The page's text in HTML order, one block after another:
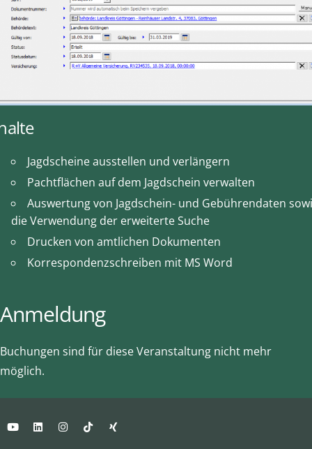
Jagdscheine ausstellen und verlängern
Pachtflächen auf dem Jagdschein verwalten
Auswertung von Jagdschein- und Gebührendaten
die Verwendung der erweiterte Suche
Drucken von amtlichen Dokumenten
Korrespondenzschreiben mit MS Word
Anmeldung
Buchungen sind für diese Veranstaltung nicht mehr
möglich.